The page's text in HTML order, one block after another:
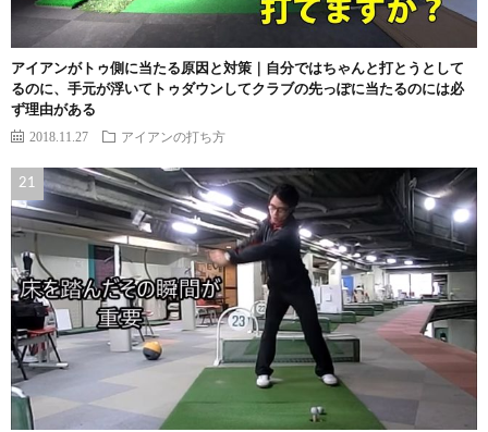
アイアンがトゥ側に当たる原因と対策｜自分ではちゃんと打とうとして
るのに、手元が浮いてトゥダウンしてクラブの先っぽに当たるのには必
ず理由がある
2018.11.27 アイアンの打ち方